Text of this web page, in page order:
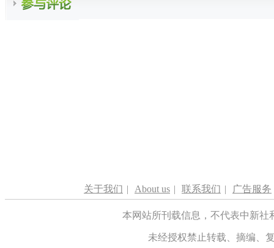
关于我们 | About us | 联系我们 | 广告服务
本网站所刊载信息，不代表中新
未经授权禁止转载、摘编、